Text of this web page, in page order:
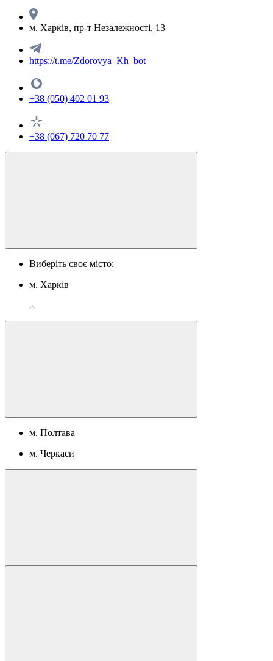
м. Харків, пр-т Незалежності, 13
https://t.me/Zdorovya_Kh_bot
+38 (050) 402 01 93
+38 (067) 720 70 77
Виберіть своє місто:
м. Харків
м. Полтава
м. Черкаси